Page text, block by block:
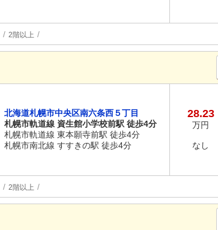
2階以上
北海道札幌市中央区南六条西５丁目
札幌市軌道線 資生館小学校前駅 徒歩4分
札幌市軌道線 東本願寺前駅 徒歩4分
札幌市南北線 すすきの駅 徒歩4分
28.23
万円
なし
2階以上